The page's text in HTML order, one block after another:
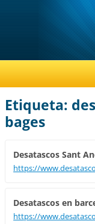
Etiqueta:
bages
Desatascos Sant
https://
Desatascos en
https://